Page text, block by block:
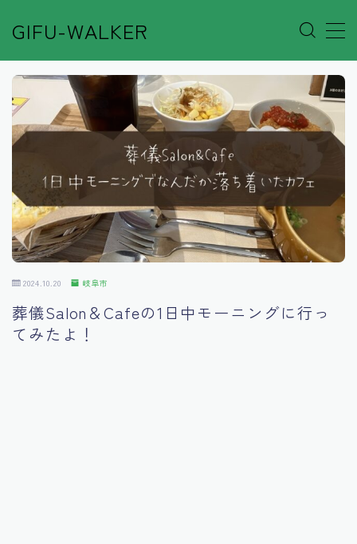
GIFU-WALKER
MENU
Author’s Voice
Event
Go out
Others
Shop
2024.10.20 岐阜市
葬儀Salon＆Cafeの1日中モーニングに行っ
てみたよ！